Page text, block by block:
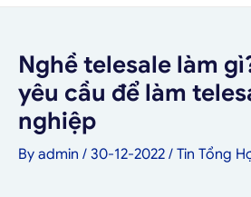
Nghề telesale làm
yêu cầu để làm
nghiệp
By admin / 30-12-2022 / Tin Tổng